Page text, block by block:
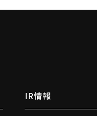
IR情報